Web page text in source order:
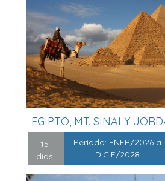
EGIPTO, MT. SINAI Y
15
días
Período: ENER/2026 a
DICIE/2028